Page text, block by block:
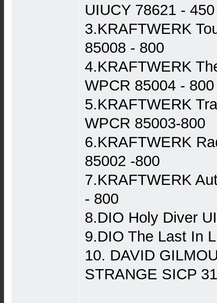
UIUCY 78621 - 450
3.KRAFTWERK
85008 - 800
4.KRAFTWERK
WPCR 85004 - 800
5.KRAFTWERK
WPCR 85003-800
6.KRAFTWERK
85002 -800
7.KRAFTWERK
- 800
8.DIO Holy Diver
9.DIO The Last In
10. DAVID
STRANGE SICP